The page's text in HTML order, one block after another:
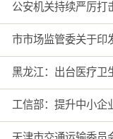
工信部：提升中小企